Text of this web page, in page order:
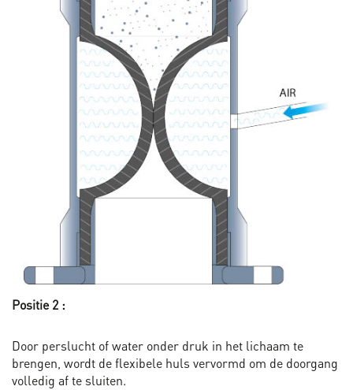
Positie 2 :
Door perslucht of water onder druk in het lichaam te
brengen, wordt de flexibele huls vervormd om de doorgang
volledig af te sluiten.